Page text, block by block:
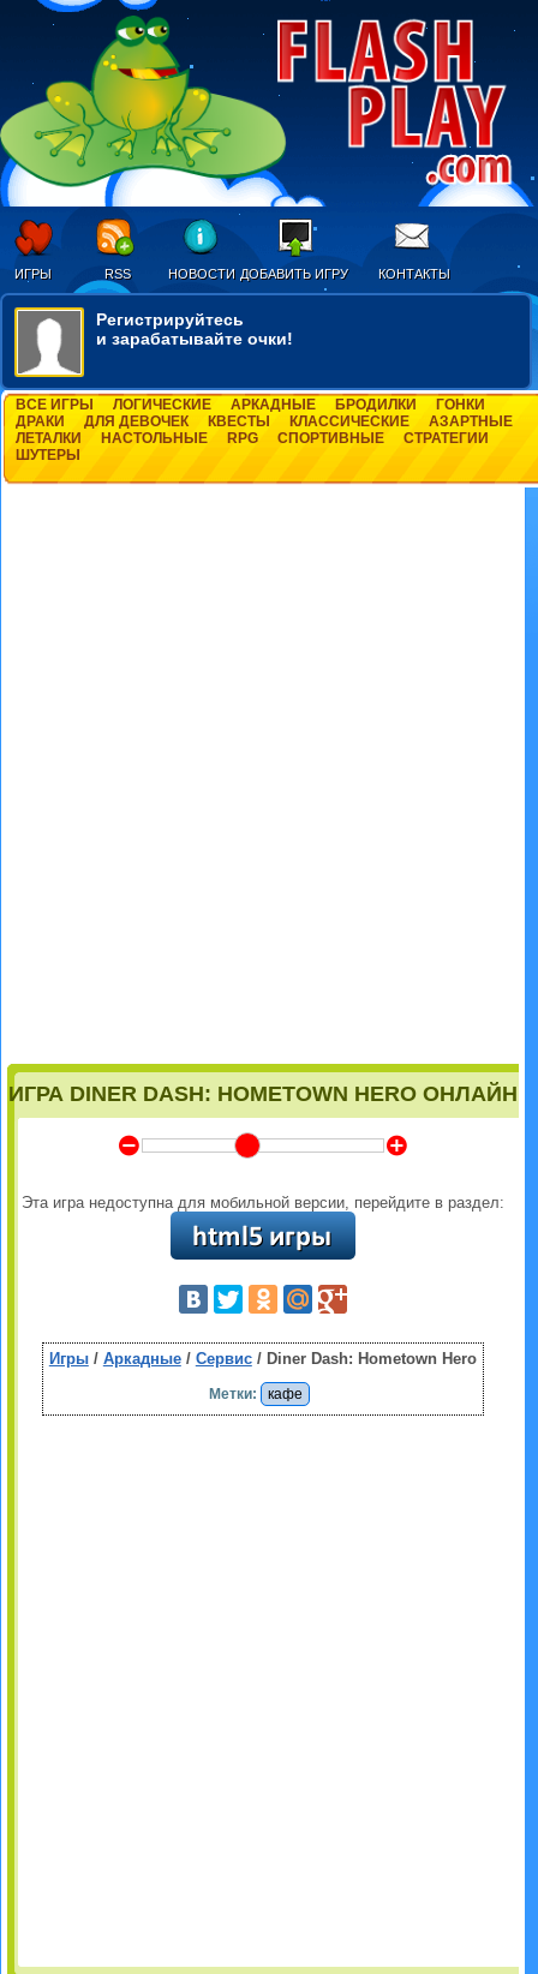
ИГРЫ RSS НОВОСТИ ДОБАВИТЬ ИГРУ КОНТАКТЫ
Регистрируйтесь
и зарабатывайте очки!
ВСЕ ИГРЫ ЛОГИЧЕСКИЕ АРКАДНЫЕ БРОДИЛКИ
ГОНКИ
ДРАКИ
ДЛЯ ДЕВОЧЕК КВЕСТЫ КЛАССИЧЕСКИЕ
АЗАРТНЫЕ
ЛЕТАЛКИ
НАСТОЛЬНЫЕ RPG СПОРТИВНЫЕ
СТРАТЕГИИ
ШУТЕРЫ
ИГРА DINER DASH: HOMETOWN HERO ОНЛАЙН
Y Z
Эта игра недоступна для мобильной версии, перейдите в раздел:
Игры/ Аркадные/ Сервис/ Diner Dash: Hometown Hero
Метки: кафе